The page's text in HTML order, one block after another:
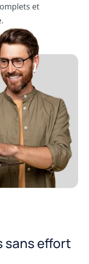
et
sans effort